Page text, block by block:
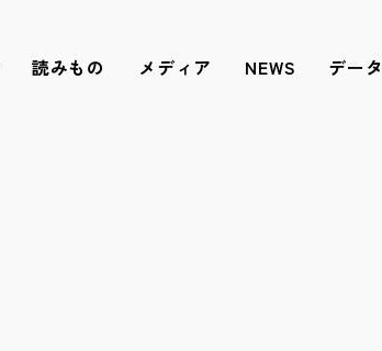
読みもの メディア NEWS デー